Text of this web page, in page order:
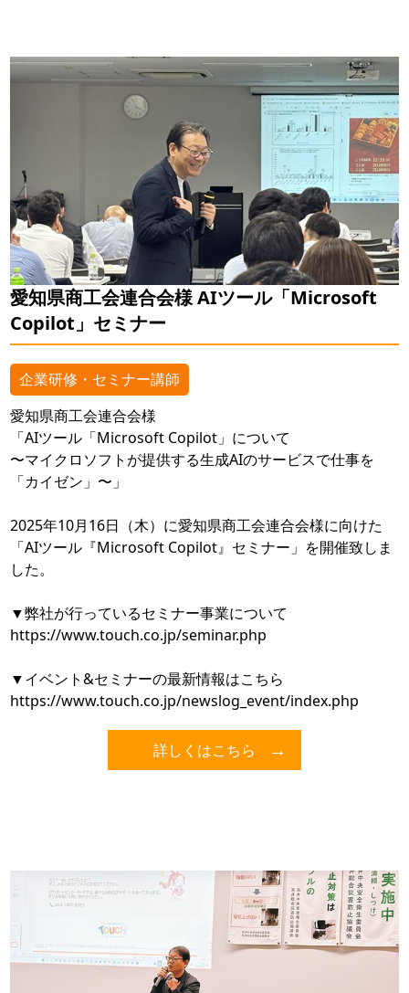
愛知県商工会連合会様 AIツール「Microsoft
Copilot」セミナー
企業研修・セミナー講師
愛知県商工会連合会様
「AIツール「Microsoft Copilot」について
〜マイクロソフトが提供する生成AIのサービスで仕事を
「カイゼン」〜」
2025年10月16日（木）に愛知県商工会連合会様に向けた
「AIツール『Microsoft Copilot』セミナー」を開催致しま
した。
▼弊社が行っているセミナー事業について
https://www.touch.co.jp/seminar.php
▼イベント&セミナーの最新情報はこちら
https://www.touch.co.jp/newslog_event/index.php
詳しくはこちら